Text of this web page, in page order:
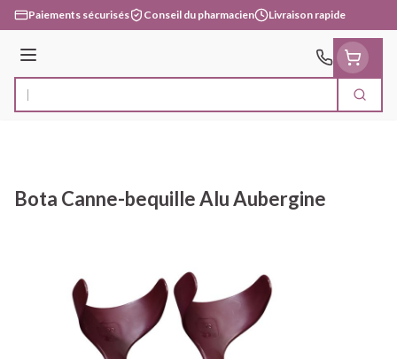
Aller au contenu
Paiements sécurisés Conseil du pharmacien Livraison rapide
Menu
Rechercher
Bota Canne-bequille Alu Aubergine